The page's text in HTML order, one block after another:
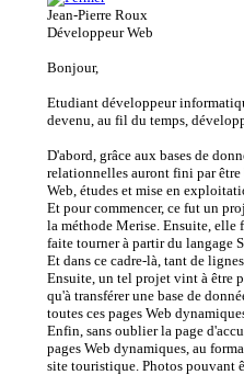
Jean-Pierre Roux
Développeur Web
Bonjour,
Etudiant développeur
devenu, au fil du temps,
D'abord, grâce aux bases de
relationnelles auront fini par être
Web, études et mise en
Et pour commencer, ce fut un
la méthode Merise. Ensuite, elle
faite tourner à partir du langage
Et dans ce cadre-là, tant de
Ensuite, un tel projet vint à être
qu'à transférer une base de
toutes ces pages Web
Enfin, sans oublier la page
pages Web dynamiques, au
site touristique. Photos pouvant